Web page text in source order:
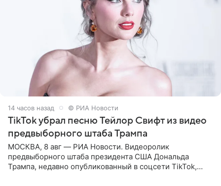
14 часов назад © РИА Новости
TikTok убрал песню Тейлор Свифт из видео
предвыборного штаба Трампа
МОСКВА, 8 авг — РИА Новости. Видеоролик
предвыборного штаба президента США Дональда
Трампа, недавно опубликованный в соцсети TikTok,